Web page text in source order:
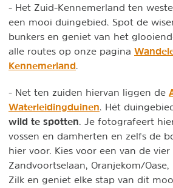
- Het Zuid-Kennemerland ten
een mooi duingebied. Spot de
bunkers en geniet van het
alle routes op onze pagina
Kennemerland
- Net ten zuiden hiervan liggen de
Waterleidingduinen . Hét
wild te spotten . Je fotografeert
vossen en damherten en zelfs de
hier voor. Kies voor een van de
Zandvoortselaan, Oranjekom/
Zilk en geniet elke stap van dit